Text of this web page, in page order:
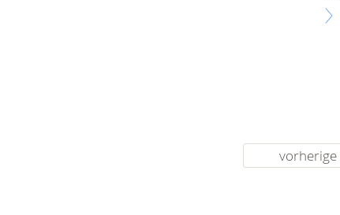
vorherige